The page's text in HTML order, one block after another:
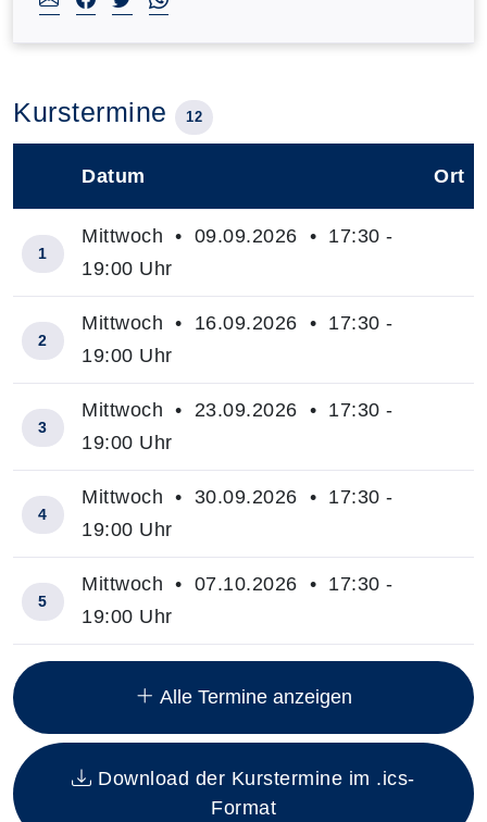
Kurstermine 12
Insgesamt gibt es 12 Termine zum diesen Kurs
Datum Ort
1
Mittwoch • 09.09.2026 • 17:30 -
19:00 Uhr
2
Mittwoch • 16.09.2026 • 17:30 -
19:00 Uhr
3
Mittwoch • 23.09.2026 • 17:30 -
19:00 Uhr
4
Mittwoch • 30.09.2026 • 17:30 -
19:00 Uhr
5
Mittwoch • 07.10.2026 • 17:30 -
19:00 Uhr
Alle Termine anzeigen
Download der Kurstermine im .ics-
Format